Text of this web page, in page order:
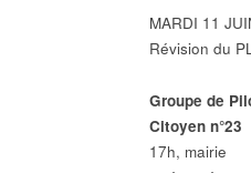
MARDI 11
Révision du
Groupe de
Citoyen n°23
17h, mairie